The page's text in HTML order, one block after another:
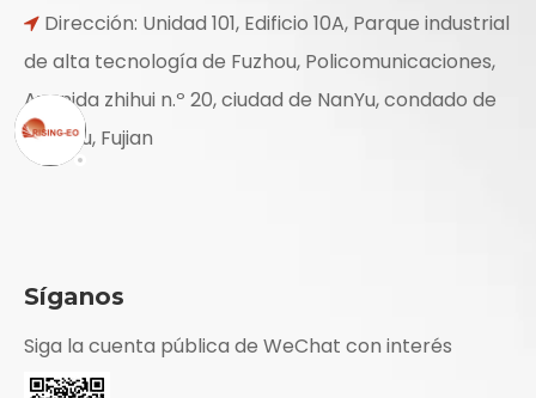
 Dirección: Unidad 101, Edificio 10A, Parque industrial
de alta tecnología de Fuzhou, Policomunicaciones,
Avenida zhihui n.º 20, ciudad de NanYu, condado de
MinHou, Fujian
Síganos
Siga la cuenta pública de WeChat con interés